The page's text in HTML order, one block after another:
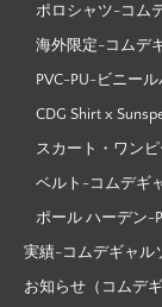
ポロシャツ-コム
海外限定-コムデ
PVC-PU-ビニー
CDG Shirt x
スカート・ワン
ベルト-コムデギ
ポール ハーデン-
実績-コムデギャル
お知らせ（コムデ